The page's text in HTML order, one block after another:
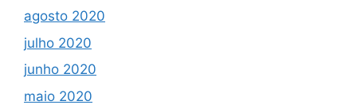
agosto 2020
julho 2020
junho 2020
maio 2020